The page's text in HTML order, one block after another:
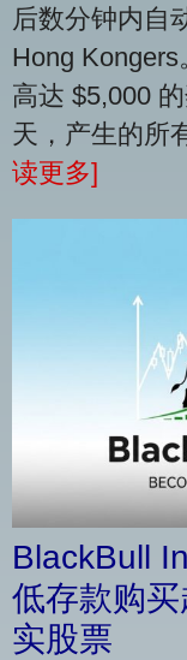
后数分钟内自
Hong
高达 $5,000
天，产生的所
读更多]
BlackBull
低存款购
实股票